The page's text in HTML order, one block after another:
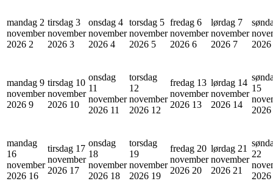
mandag 2
november
2026 2
tirsdag 3
november
2026 3
onsdag 4
november
2026 4
torsdag 5
november
2026 5
fredag 6
november
2026 6
lørdag 7
november
2026 7
2026
mandag 9
november
2026 9
tirsdag 10
november
2026 10
onsdag
11
november
2026 11
torsdag
12
november
2026 12
fredag 13
november
2026 13
lørdag 14
november
2026 14
15
2026
mandag
16
november
2026 16
tirsdag 17
november
2026 17
onsdag
18
november
2026 18
torsdag
19
november
2026 19
fredag 20
november
2026 20
lørdag 21
november
2026 21
22
2026